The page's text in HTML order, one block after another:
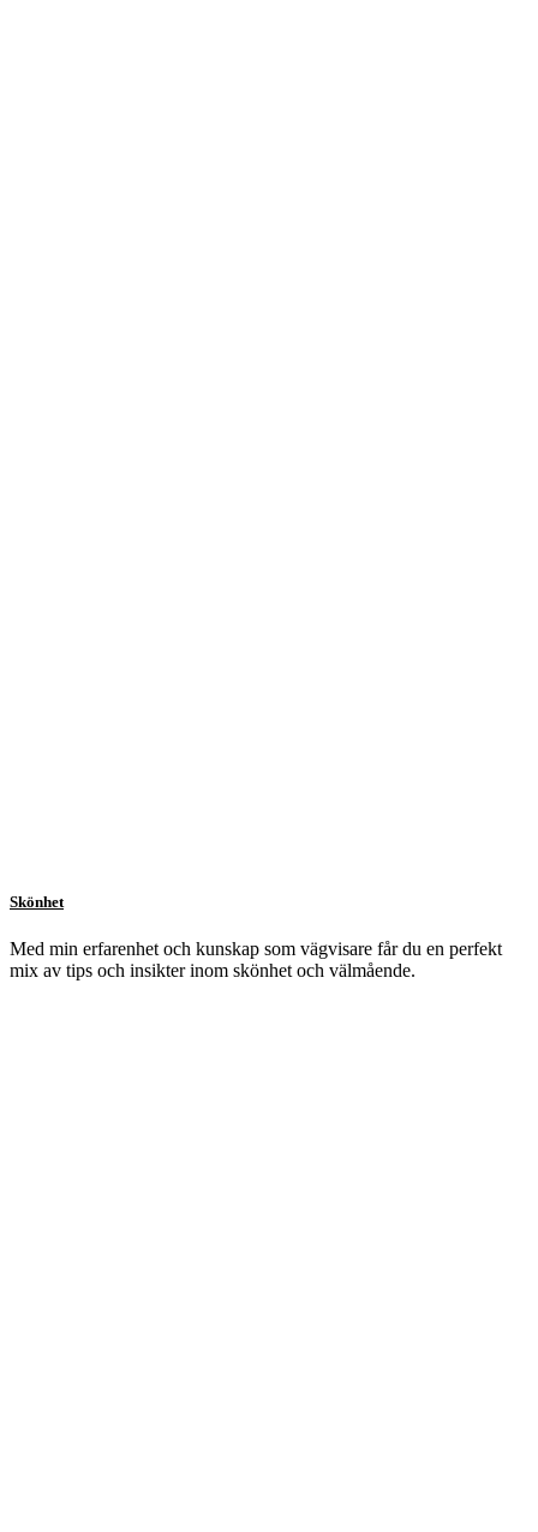
Skönhet
Med min erfarenhet och kunskap som vägvisare får du en perfekt
mix av tips och insikter inom skönhet och välmående.